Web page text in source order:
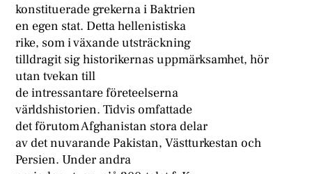
konstituerade grekerna i Baktrien
en egen stat. Detta hellenistiska
rike, som i växande utsträckning
tilldragit sig historikernas uppmärksamhet, hör
utan tvekan till
de intressantare företeelserna
världshistorien. Tidvis omfattade
det förutom Afghanistan stora delar
av det nuvarande Pakistan, Västturkestan och
Persien. Under andra